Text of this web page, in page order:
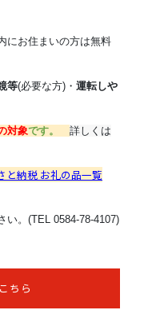
にお住まいの方は無料
等(必要な方)・ 運転しや
対象です。 詳しくは
と納税 お礼の品一覧
い。(TEL 0584-78-4107)
ちら